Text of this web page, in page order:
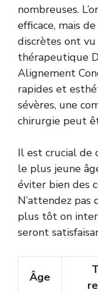
nombreuses.
efficace, mais
discrètes ont
thérapeutique
Alignement
rapides et
sévères, une
chirurgie peut
Il est crucial de
le plus jeune
éviter bien des
N’attendez pas
plus tôt on
seront
Âge